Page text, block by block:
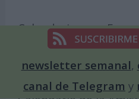
Calendario para
internacionales y
Calendario feminista:
dedicados a la mujer
newsletter semanal,
canal de Telegram y